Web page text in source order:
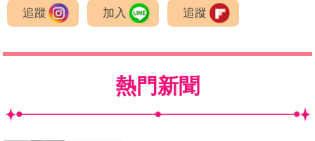
追蹤 加入 追蹤
熱門新聞